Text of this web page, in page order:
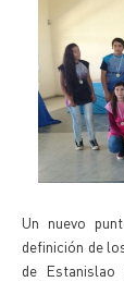
Un nuevo
definición de
de